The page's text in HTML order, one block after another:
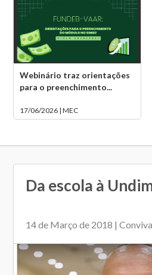
Webinário traz orientações
para o preenchimento...
17/06/2026 | MEC
Da escola à
14 de Março de 2018 |